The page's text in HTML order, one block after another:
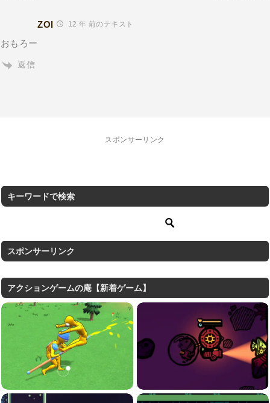
ZOI 12 年 前のテキスト
おもろー
返信
スポンサーリンク
キーワードで検索
スポンサーリンク
アクションゲームの庵【新着ゲーム】